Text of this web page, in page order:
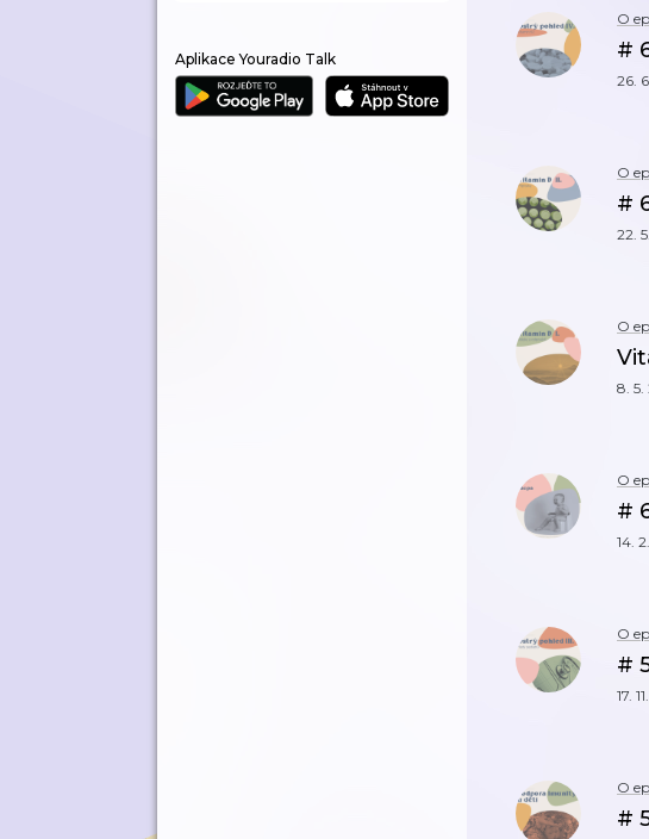
Aplikace Youradio Talk
O
#
26.
O
#
22.
O
8.
O
#
14.
O
#
17.
O
#